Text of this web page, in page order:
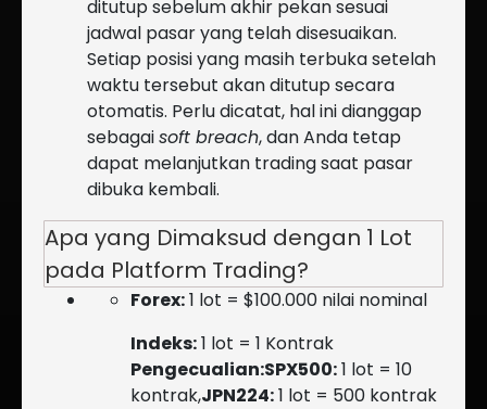
ditutup sebelum akhir pekan sesuai
jadwal pasar yang telah disesuaikan.
Setiap posisi yang masih terbuka setelah
waktu tersebut akan ditutup secara
otomatis. Perlu dicatat, hal ini dianggap
sebagaisoft breach, dan Anda tetap
dapat melanjutkan trading saat pasar
dibuka kembali.
Apa yang Dimaksud dengan 1 Lot
pada Platform Trading?
Forex:1 lot = $100.000 nilai nominal
Indeks:1 lot = 1 Kontrak
Pengecualian:SPX500:1 lot = 10
kontrak,JPN224:1 lot = 500 kontrak